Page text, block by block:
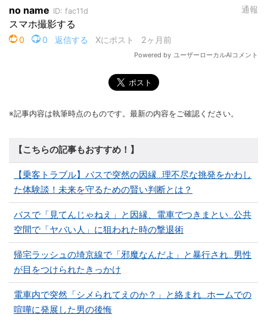
※記事内容は執筆時点のものです。最新の内容をご確認ください。
【こちらの記事もおすすめ！】
【乗客トラブル】バスで突然の因縁…理不尽な挑発をかわし
た体験談！未来を守るための賢い判断とは？
バスで「見てんじゃねえ」と因縁、電車でつきまとい…公共
空間で「ヤバい人」に狙われた時の撃退術
帰宅ラッシュの埼京線で「邪魔なんだよ」と暴行され…男性
が目をつけられたきっかけ
電車内で突然「シメられてえのか？」と絡まれ…ホームでの
喧嘩に発展した男の後悔